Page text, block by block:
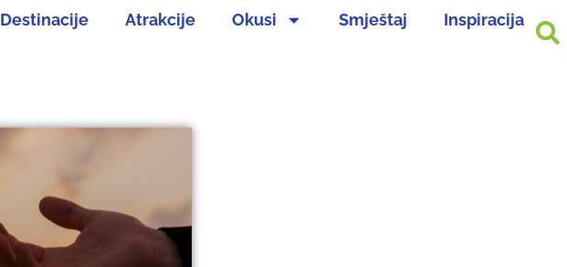
Destinacije Atrakcije Okusi Smještaj Inspiracija